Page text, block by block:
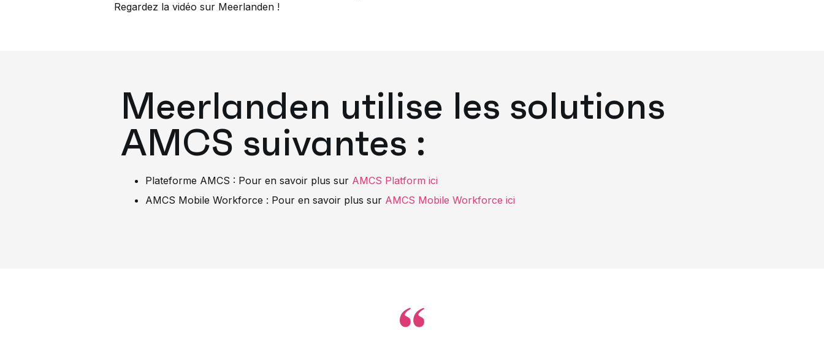
Regardez la vidéo sur Meerlanden !
Meerlanden utilise les solutions
AMCS suivantes :
Plateforme AMCS : Pour en savoir plus sur AMCS Platform ici
AMCS Mobile Workforce : Pour en savoir plus sur AMCS Mobile Workforce ici